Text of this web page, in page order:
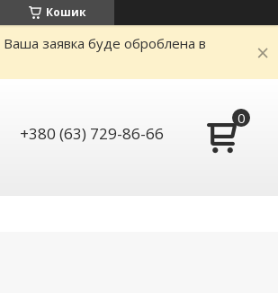
Кошик
Ваша заявка буде оброблена в
+380 (63) 729-86-66